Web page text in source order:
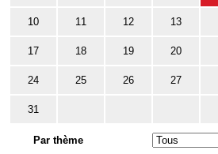
10 11 12 13
17 18 19 20
24 25 26 27
31
Par thème